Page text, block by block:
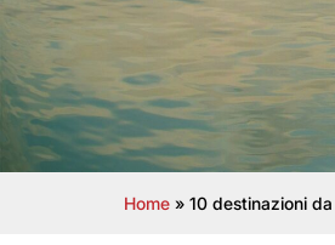
Home » 10 destinazioni